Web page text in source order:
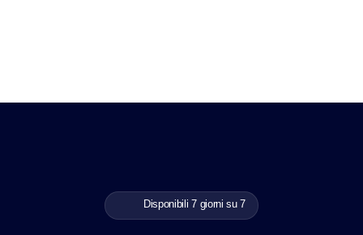
Disponibili 7 giorni su 7